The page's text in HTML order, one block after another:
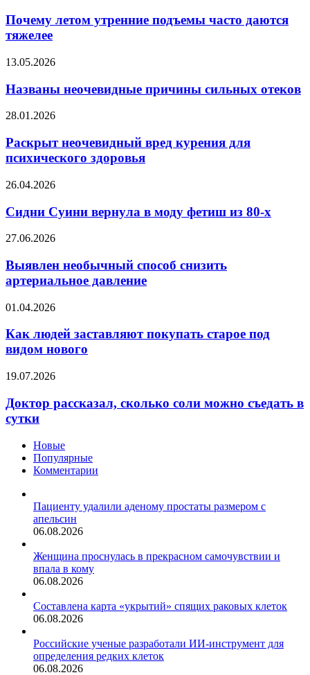
утренние
подъемы
часто
тяжелее
Почему летом утренние подъемы часто даются
тяжелее
Названы
причины
сильных
отеков
13.05.2026
Названы неочевидные причины сильных отеков
Раскрыт
вред
курения
для
здоровья
28.01.2026
Раскрыт неочевидный вред курения для
психического здоровья
Сидни
вернула
в
моду
из
80-
х
26.04.2026
Сидни Суини вернула в моду фетиш из 80-х
Выявлен
способ
снизить
артериальное
27.06.2026
Выявлен необычный способ снизить
артериальное давление
Как
заставляют
старое
видом
01.04.2026
Как людей заставляют покупать старое под
видом нового
Доктор
сколько
соли
можно
сутки
19.07.2026
Доктор рассказал, сколько соли можно съедать в
сутки
Новые
Популярные
Комментарии
Пациенту удалили аденому простаты размером с
апельсин
06.08.2026
Женщина проснулась в прекрасном самочувствии и
впала в кому
06.08.2026
Составлена карта «укрытий» спящих раковых клеток
06.08.2026
Российские ученые разработали ИИ-инструмент для
определения редких клеток
06.08.2026